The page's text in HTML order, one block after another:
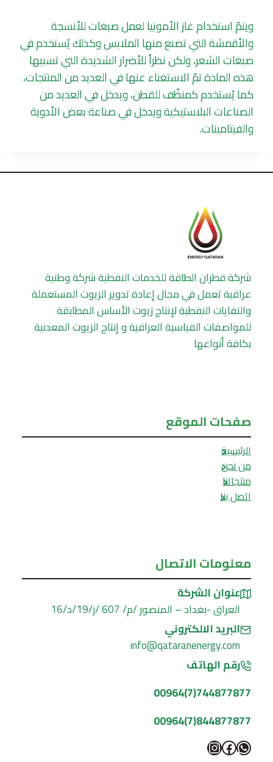
ويتمّ استخدام غاز الأمونيا لعمل صبغات للأنسجة
والأقمشة التي تصنع منها الملابس وكذلك يُستخدم في
صبغات الشعر، ولكن نظراً للأضرار الشديدة التي تسببها
هذه المادة تمّ الاستغناء عنها في العديد من المنتجات،
كما يُستخدم كمنظّف للقطن، ويدخل في العديد من
الصناعات البلاستيكية ويدخل في صناعة بعض الأدوية
والفيتامينات.
شركة قطران الطاقة للخدمات النفطية شركة وطنية
عراقية تعمل في مجال إعادة تدوير الزيوت المستعملة
والنفايات النفطية لإنتاج زيوت الأساس المطابقة
للمواصفات القياسية العراقية و إنتاج الزيوت المعدنية
بكافة أنواعها
صفحات الموقع
الرئيسية
من نحن
منتجاتنا
اتصل بنا
معلومات الاتصال
عنوان الشركة
العراق -بغداد – المنصور /م/ 607 /ز/19/د/16
البريد الالكتروني
info@qataranenergy.com
رقم الهاتف
744877877(7)00964
844877877(7)00964
واتساب
فيسبوك
إنستجرام